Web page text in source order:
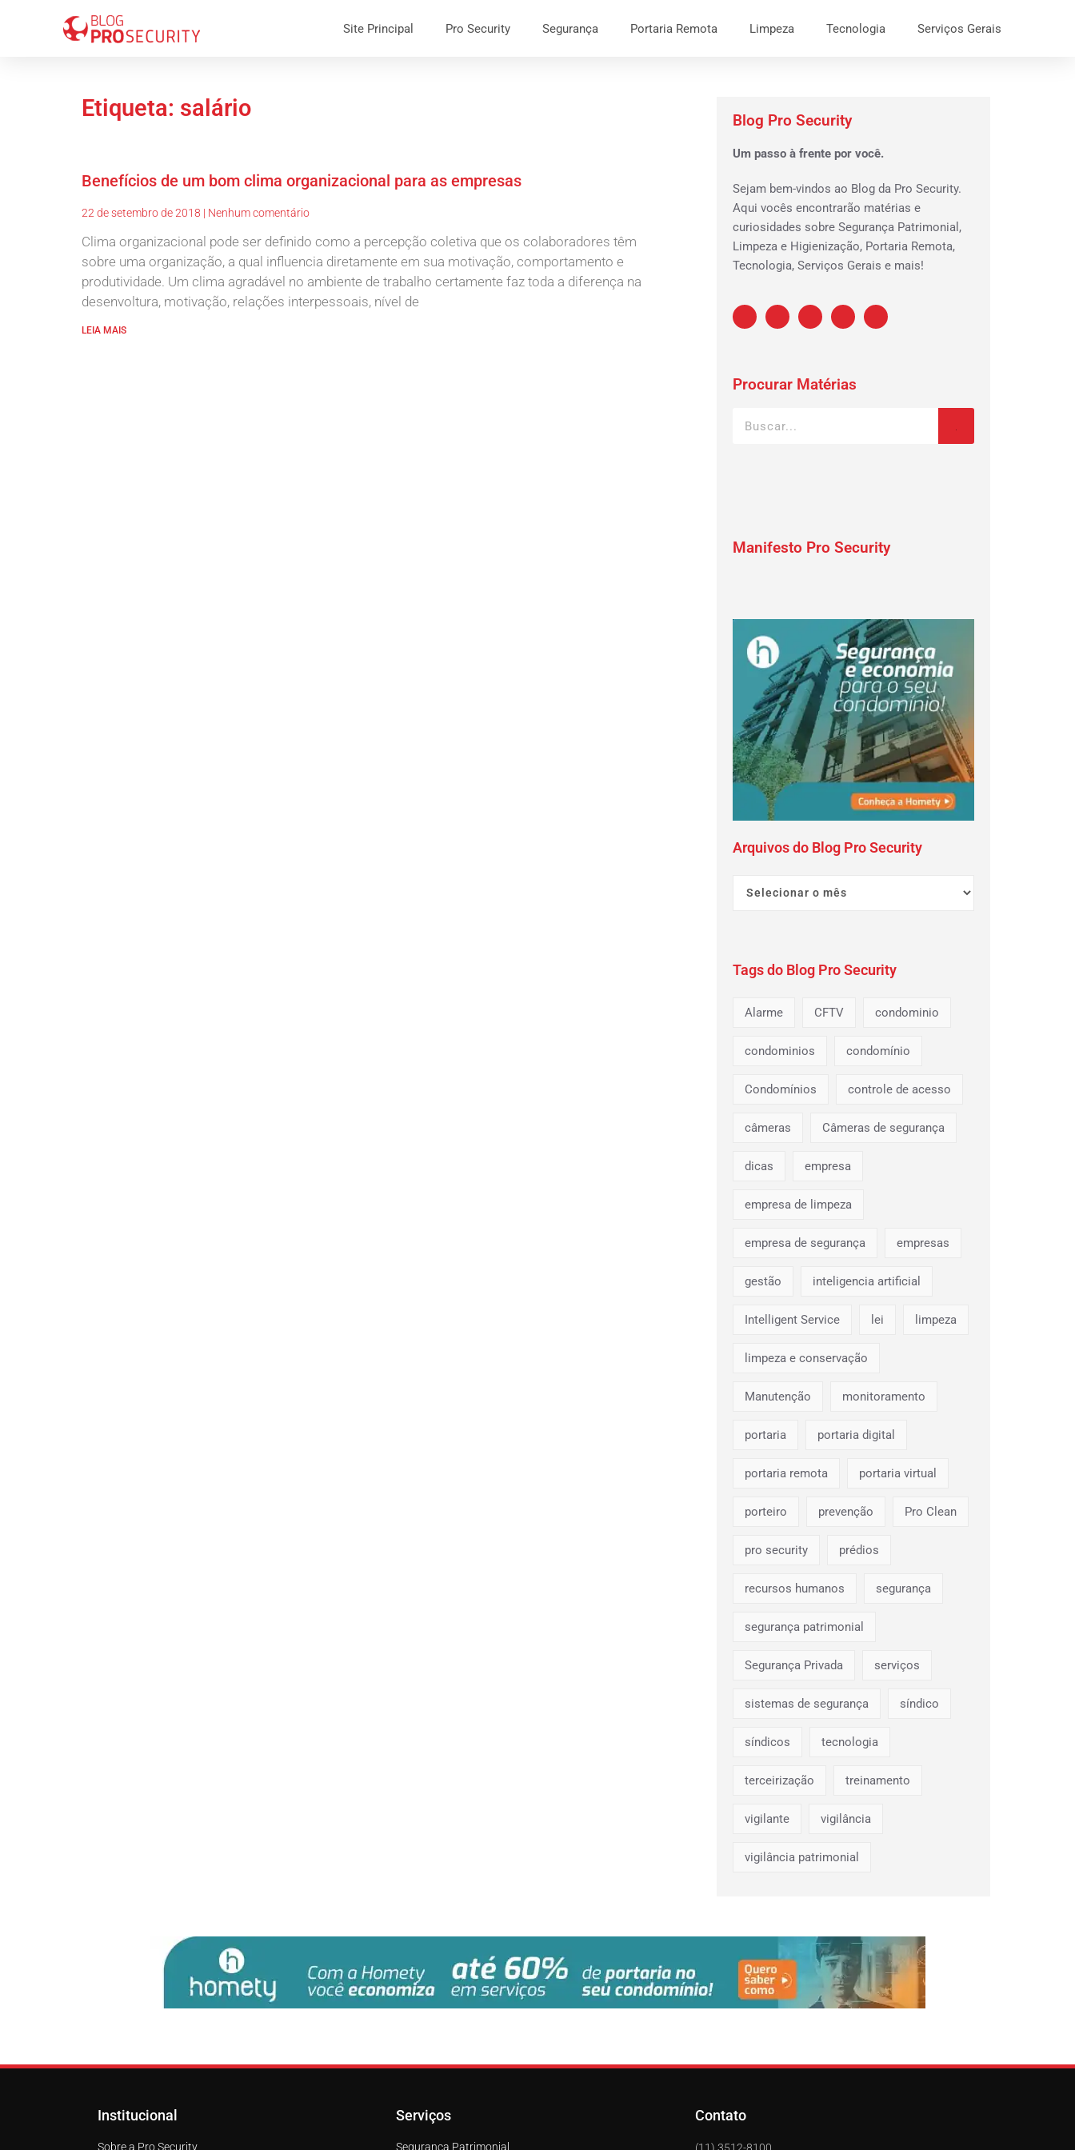
Site Principal Pro Security Segurança Portaria Remota Limpeza Tecnologia Serviços Gerais
Etiqueta: salário
Benefícios de um bom clima organizacional para as empresas
22 de setembro de 2018 Nenhum comentário
Clima organizacional pode ser definido como a percepção coletiva que os colaboradores têm
sobre uma organização, a qual influencia diretamente em sua motivação, comportamento e
produtividade. Um clima agradável no ambiente de trabalho certamente faz toda a diferença na
desenvoltura, motivação, relações interpessoais, nível de
LEIA MAIS
Blog Pro Security
Um passo à frente por você.
Sejam bem-vindos ao Blog da Pro Security.
Aqui vocês encontrarão matérias e
curiosidades sobre Segurança Patrimonial,
Limpeza e Higienização, Portaria Remota,
Tecnologia, Serviços Gerais e mais!
Procurar Matérias
Manifesto Pro Security
Arquivos do Blog Pro Security
Tags do Blog Pro Security
Alarme CFTV condominio
condominios condomínio
Condomínios controle de acesso
câmeras Câmeras de segurança
dicas empresa
empresa de limpeza
empresa de segurança empresas
gestão inteligencia artificial
Intelligent Service lei limpeza
limpeza e conservação
Manutenção monitoramento
portaria portaria digital
portaria remota portaria virtual
porteiro prevenção Pro Clean
pro security prédios
recursos humanos segurança
segurança patrimonial
Segurança Privada serviços
sistemas de segurança síndico
síndicos tecnologia
terceirização treinamento
vigilante vigilância
vigilância patrimonial
Institucional
Sobre a Pro Security
Serviços
Segurança Patrimonial
Contato
(11) 3512-8100